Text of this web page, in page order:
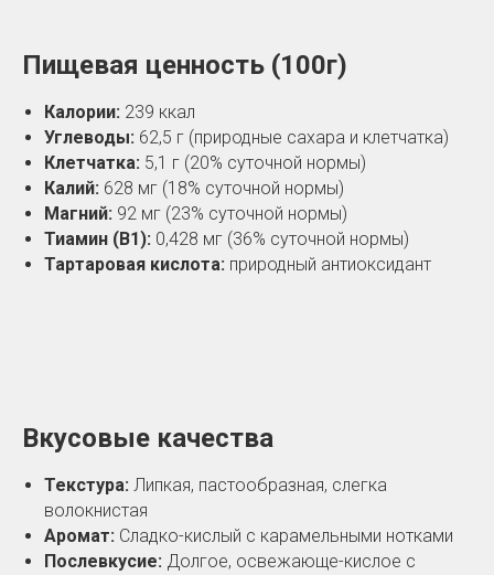
Пищевая ценность (100г)
Калории: 239 ккал
Углеводы: 62,5 г (природные сахара и клетчатка)
Клетчатка: 5,1 г (20% суточной нормы)
Калий: 628 мг (18% суточной нормы)
Магний: 92 мг (23% суточной нормы)
Тиамин (B1): 0,428 мг (36% суточной нормы)
Тартаровая кислота: природный антиоксидант
Вкусовые качества
Текстура: Липкая, пастообразная, слегка
волокнистая
Аромат: Сладко-кислый с карамельными нотками
Послевкусие: Долгое, освежающе-кислое с